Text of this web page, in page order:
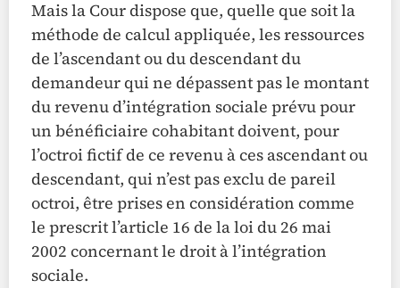
Mais la Cour dispose que, quelle que soit la
méthode de calcul appliquée, les ressources
de l’ascendant ou du descendant du
demandeur qui ne dépassent pas le montant
du revenu d’intégration sociale prévu pour
un bénéficiaire cohabitant doivent, pour
l’octroi fictif de ce revenu à ces ascendant ou
descendant, qui n’est pas exclu de pareil
octroi, être prises en considération comme
le prescrit l’article 16 de la loi du 26 mai
2002 concernant le droit à l’intégration
sociale.